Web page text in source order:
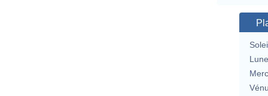
Lune